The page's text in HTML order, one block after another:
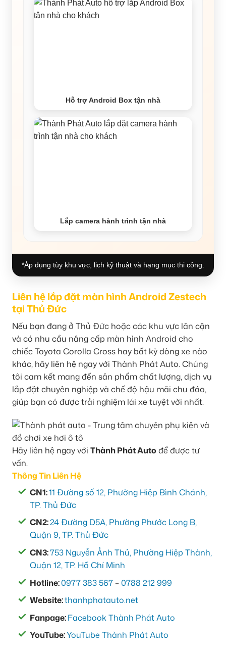
Hỗ trợ Android Box tận nhà
Lắp camera hành trình tận nhà
*Áp dụng tùy khu vực, lịch kỹ thuật và hạng mục thi công.
Liên hệ lắp đặt màn hình Android Zestech
tại Thủ Đức
Nếu bạn đang ở Thủ Đức hoặc các khu vực lân cận
và có nhu cầu nâng cấp màn hình Android cho
chiếc Toyota Corolla Cross hay bất kỳ dòng xe nào
khác, hãy liên hệ ngay với Thành Phát Auto. Chúng
tôi cam kết mang đến sản phẩm chất lượng, dịch vụ
lắp đặt chuyên nghiệp và chế độ hậu mãi chu đáo,
giúp bạn có được trải nghiệm lái xe tuyệt vời nhất.
Hãy liên hệ ngay với Thành Phát Auto để được tư
vấn.
Thông Tin Liên Hệ
CN1:11 Đường số 12, Phường Hiệp Bình Chánh,
TP. Thủ Đức
CN2:24 Đường D5A, Phường Phước Long B,
Quận 9, TP. Thủ Đức
CN3:753 Nguyễn Ảnh Thủ, Phường Hiệp Thành,
Quận 12, TP. Hồ Chí Minh
Hotline:0977 383 567 –0788 212 999
Website:thanhphatauto.net
Fanpage:Facebook Thành Phát Auto
YouTube:YouTube Thành Phát Auto